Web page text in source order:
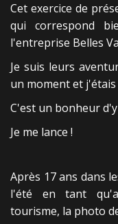
Cet exercice de
qui correspond
l'entreprise Belles
Je suis leurs
un moment et
C'est un bonheur
Je me lance !
Après 17 ans dans
l'été en tant
tourisme, la photo